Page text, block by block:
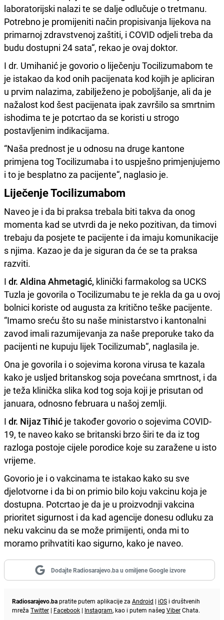
laboratorijski nalazi te se dalje odlučuje o tretmanu.
Potrebno je promijeniti način propisivanja lijekova na
primarnoj zdravstvenoj zaštiti, i COVID odjeli treba da
budu dostupni 24 sata“, rekao je ovaj doktor.
I dr. Umihanić je govorio o liječenju Tocilizumabom te
je istakao da kod onih pacijenata kod kojih je apliciran
u prvim nalazima, zabilježeno je poboljšanje, ali da je
nažalost kod šest pacijenata ipak završilo sa smrtnim
ishodima te je potcrtao da se koristi u strogo
postavljenim indikacijama.
“Naša prednost je u odnosu na druge kantone
primjena tog Tocilizumaba i to uspješno primjenjujemo
i to je besplatno za pacijente“, naglasio je.
Liječenje Tocilizumabom
Naveo je i da bi praksa trebala biti takva da onog
momenta kad se utvrdi da je neko pozitivan, da timovi
trebaju da posjete te pacijente i da imaju komunikacije
s njima. Kazao je da je siguran da će se ta praksa
razviti.
I dr. Aldina Ahmetagić, klinički farmakolog sa UCKS
Tuzla je govorila o Tocilizumabu te je rekla da ga u ovoj
bolnici koriste od augusta za kritično teške pacijente.
“Imamo sreću što su naše ministarstvo i kantonalni
zavod imali razumijevanja za naše preporuke tako da
pacijenti ne kupuju lijek Tocilizumab“, naglasila je.
Ona je govorila i o sojevima korona virusa te kazala
kako je usljed britanskog soja povećana smrtnost, i da
je teža klinička slika kod tog soja koji je prisutan od
januara, odnosno februara u našoj zemlji.
I dr. Nijaz Tihić je također govorio o sojevima COVID-
19, te naveo kako se britanski brzo širi te da iz tog
razloga postoje cijele porodice koje su zaražene u isto
vrijeme.
Govorio je i o vakcinama te istakao kako su sve
djelotvorne i da bi on primio bilo koju vakcinu koja je
dostupna. Potcrtao je da je u proizvodnji vakcina
prioritet sigurnost i da kad agencije donesu odluku za
neku vakcinu da se može primijenti, onda mi to
moramo prihvatiti kao sigurno, kako je naveo.
Dodajte Radiosarajevo.ba u omiljene Google izvore
Radiosarajevo.bapratite putem aplikacije za Android | iOS i društvenih
mreža Twitter | Facebook | Instagram, kao i putem našeg ViberChata.